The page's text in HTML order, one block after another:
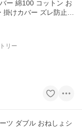
ー 綿100 コットン お
掛けカバー ズレ防止
リー
ツ ダブル おねしょシ